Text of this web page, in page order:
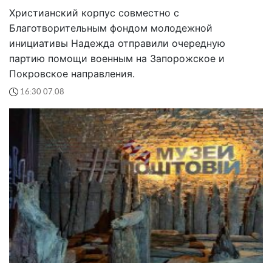
Христианский корпус совместно с
Благотворительным фондом молодежной
инициативы Надежда отправили очередную
партию помощи военным на Запорожское и
Покровское направления.
16:30 07.08